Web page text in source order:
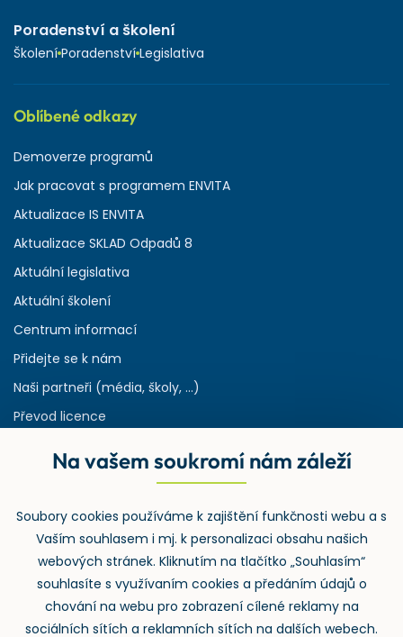
Poradenství a školení
Školení Poradenství Legislativa
Oblíbené odkazy
Demoverze programů
Jak pracovat s programem ENVITA
Aktualizace IS ENVITA
Aktualizace SKLAD Odpadů 8
Aktuální legislativa
Aktuální školení
Centrum informací
Přidejte se k nám
Naši partneři (média, školy, ...)
Převod licence
Rejstřík používaných zkratek v odpadech
Zpětný odběr
Na vašem soukromí nám záleží
Soubory cookies používáme k zajištění funkčnosti webu a s
Vaším souhlasem i mj. k personalizaci obsahu našich
webových stránek. Kliknutím na tlačítko „Souhlasím“
souhlasíte s využívaním cookies a předáním údajů o
chování na webu pro zobrazení cílené reklamy na
sociálních sítích a reklamních sítích na dalších webech.